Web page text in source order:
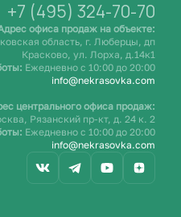
+7 (495) 324-70-70
офиса продаж на объекте:
область, г. Люберцы, дп
Красково, ул. Лорха, д.14к1
Ежедневно c 10:00 до 20:00
info@nekrasovka.com
центрального офиса продаж:
Рязанский пр-кт, д. 24 к. 2
Ежедневно c 10:00 до 20:00
info@nekrasovka.com